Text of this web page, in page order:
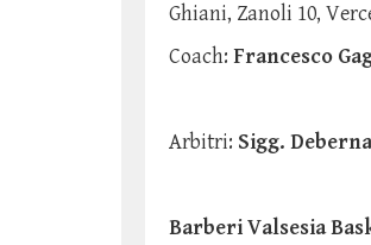
Ghiani, Zanoli 10,
Coach: Francesco
Arbitri: Sigg.
Barberi Valsesia